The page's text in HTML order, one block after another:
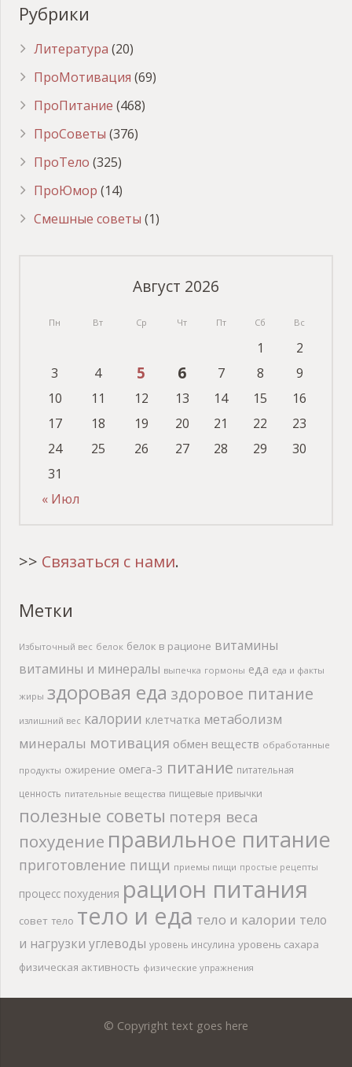
Рубрики
Литература (20)
ПроМотивация (69)
ПроПитание (468)
ПроСоветы (376)
ПроТело (325)
ПроЮмор (14)
Смешные советы (1)
Август 2026
Пн Вт Ср Чт Пт Сб Вс
« Июл
1
2
3
4 5 6 7 8
9
10
11 12 13 14 15
16
17
18 19 20 21 22
23
24
25 26 27 28 29
30
31
>> Связаться с нами.
Метки
Избыточный вес белок белок в рационе витамины
витамины и минералы выпечка гормоны еда еда и факты
жиры здоровая еда здоровое питание
излишний вес калории клетчатка метаболизм
минералы мотивация обмен веществ обработанные
продукты ожирение омега-3 питание питательная
ценность питательные вещества пищевые привычки
полезные советы потеря веса
похудение правильное питание
приготовление пищи приемы пищи простые рецепты
процесс похудения рацион питания
совет тело тело и еда тело и калории тело
и нагрузки углеводы уровень инсулина уровень сахара
физическая активность физические упражнения
© Copyright text goes here